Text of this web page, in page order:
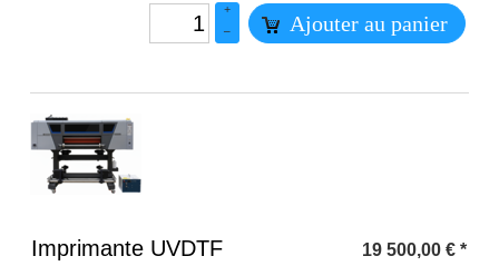
+
–
Ajouter au panier
Titre 1
Imprimante UVDTF
19 500,00 € *